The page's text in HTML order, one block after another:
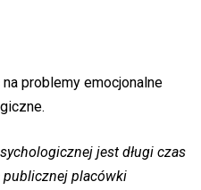
problemy emocjonalne
jest długi czas
publicznej placówki